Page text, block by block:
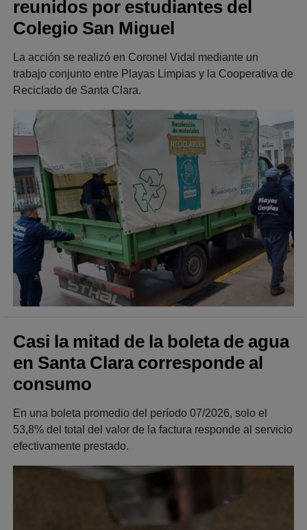
reunidos por estudiantes del
Colegio San Miguel
La acción se realizó en Coronel Vidal mediante un
trabajo conjunto entre Playas Limpias y la Cooperativa de
Reciclado de Santa Clara.
Casi la mitad de la boleta de agua
en Santa Clara corresponde al
consumo
En una boleta promedio del período 07/2026, solo el
53,8% del total del valor de la factura responde al servicio
efectivamente prestado.